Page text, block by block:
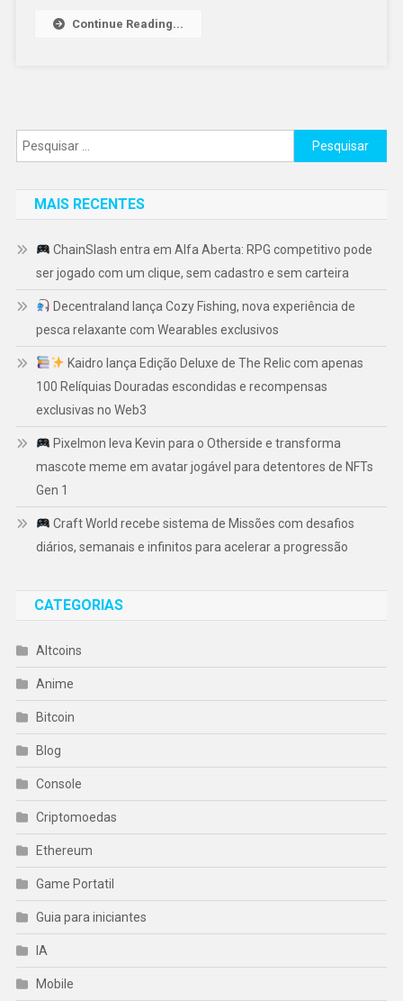
Continue Reading...
Pesquisar
por:
MAIS RECENTES
ChainSlash entra em Alfa Aberta: RPG competitivo pode
ser jogado com um clique, sem cadastro e sem carteira
Decentraland lança Cozy Fishing, nova experiência de
pesca relaxante com Wearables exclusivos
Kaidro lança Edição Deluxe de The Relic com apenas
100 Relíquias Douradas escondidas e recompensas
exclusivas no Web3
Pixelmon leva Kevin para o Otherside e transforma
mascote meme em avatar jogável para detentores de NFTs
Gen 1
Craft World recebe sistema de Missões com desafios
diários, semanais e infinitos para acelerar a progressão
CATEGORIAS
Altcoins
Anime
Bitcoin
Blog
Console
Criptomoedas
Ethereum
Game Portatil
Guia para iniciantes
IA
Mobile